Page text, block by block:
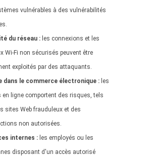
vulnérables à des vulnérabilités
du réseau : les connexions et les
Wi-Fi non sécurisés peuvent être
exploités par des attaquants.
dans le commerce électronique : les
en ligne comportent des risques, tels
sites Web frauduleux et des
non autorisées.
internes : les employés ou les
disposant d'un accès autorisé